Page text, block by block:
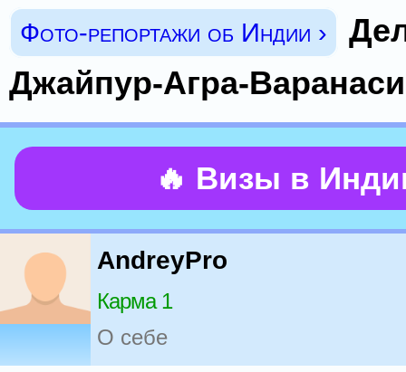
Фото-репортажи об Индии ›
Джайпур-Агра-
🔥 Визы в
AndreyPro
Карма 1
О себе